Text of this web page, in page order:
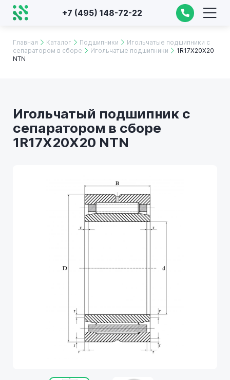
+7 (495) 148-72-22
Главная Каталог Подшипники
Игольчатые подшипники с
сепаратором в сборе
Игольчатые подшипники
1R17X20X20
NTN
Игольчатый подшипник с
сепаратором в сборе
1R17X20X20 NTN